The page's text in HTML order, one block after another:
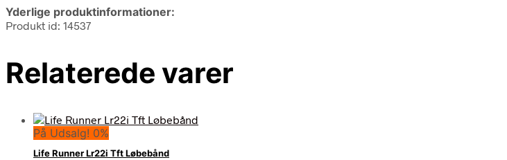
Yderlige produktinformationer:
Produkt id: 14537
Relaterede varer
På Udsalg! 0%
Life Runner Lr22i Tft Løbebånd